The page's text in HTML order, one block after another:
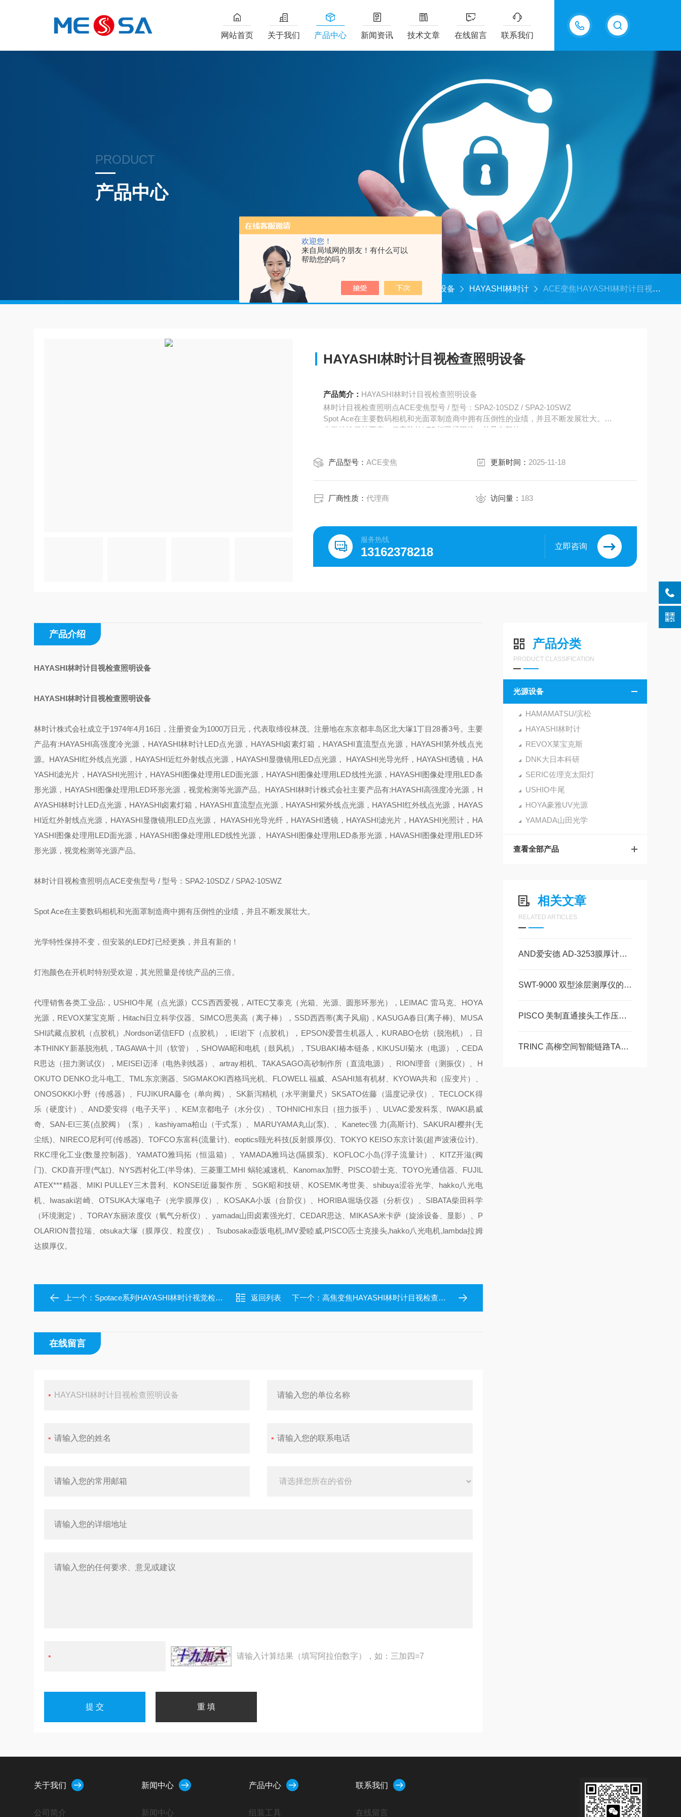
欢迎您！
来自局域网的朋友！有什么可以
帮助您的吗？
13915577898
网站首页 关于我们 产品中心 新闻资讯 技术文章 在线留言 联系我们
PRODUCT
产品中心
首页 产品中心 光源设备 HAYASHI林时计 ACE变焦HAYASHI林时计目视检查照明设备
HAYASHI林时计目视检查照明设备
产品简介： HAYASHI林时计目视检查照明设备
林时计目视检查照明点ACE变焦型号 / 型号：SPA2-10SDZ / SPA2-10SWZ
Spot Ace在主要数码相机和光面罩制造商中拥有压倒性的业绩，并且不断发展壮大。
光学特性保持不变，但安装的LED灯已经更换，并且有新的！
产品型号：ACE变焦 更新时间： 2025-11-18
厂商性质：代理商 访问量： 183
服务热线
13162378218 立即咨询
产品分类
PRODUCT CLASSIFICATION
光源设备
HAMAMATSU/滨松
HAYASHI林时计
REVOX莱宝克斯
DNK大日本科研
SERIC佐理克太阳灯
USHIO牛尾
HOYA豪雅UV光源
YAMADA山田光学
查看全部产品
相关文章
RELATED ARTICLES
AND爱安德 AD-3253膜厚计数量5台现货 美萨全系列代理
SWT-9000 双型涂层测厚仪的特点 日本SANKO山高
PISCO 美制直通接头工作压力、材质与连接类型主导参数上限
TRINC 高柳空间智能链路TAS-810 SMT-SFS 美萨全系列代理 现货库存
产品介绍
HAYASHI林时计目视检查照明设备
HAYASHI林时计目视检查照明设备
林时计株式会社成立于1974年4月16日，注册资金为1000万日元，代表取缔役林茂。注册地在东京都丰岛区北大塚1丁目28番3号。主要
产品有:HAYASHI高强度冷光源，HAYASHI林时计LED点光源，HAYASHI卤素灯箱，HAYASHI直流型点光源，HAYASHI第外线点光
源。HAYASHI红外线点光源，HAYASHI近红外射线点光源，HAYASHI显微镜用LED点光源， HAYASHI光导光纤，HAYASHI透镜，HA
YASHI滤光片，HAYASHI光照计，HAYASHI图像处理用LED面光源，HAYASHI图像处理用LED线性光源，HAYASHI图像处理用LED条
形光源，HAYASHI图像处理用LED环形光源，视觉检测等光源产品。HAYASHI林时计株式会社主要产品有:HAYASHI高强度冷光源，H
AYASHI林时计LED点光源，HAYASHI卤素灯箱，HAYASHI直流型点光源，HAYASHI紫外线点光源，HAYASHI红外线点光源，HAYAS
HI近红外射线点光源，HAYASHI显微镜用LED点光源， HAYASHI光导光纤，HAYASHI透镜，HAYASHI滤光片，HAYASHI光照计，HA
YASHI图像处理用LED面光源，HAYASHI图像处理用LED线性光源， HAYASHI图像处理用LED条形光源，HAVASHI图像处理用LED环
形光源，视觉检测等光源产品。
林时计目视检查照明点ACE变焦型号 / 型号：SPA2-10SDZ / SPA2-10SWZ
Spot Ace在主要数码相机和光面罩制造商中拥有压倒性的业绩，并且不断发展壮大。
光学特性保持不变，但安装的LED灯已经更换，并且有新的！
灯泡颜色在开机时特别受欢迎，其光照量是传统产品的三倍。
代理销售各类工业品:，USHIO牛尾（点光源）CCS西西爱视，AITEC艾泰克（光箱、光源、圆形环形光），LEIMAC 雷马克、HOYA
光源，REVOX莱宝克斯，Hitachi日立科学仪器、SIMCO思美高（离子棒），SSD西西蒂(离子风扇)，KASUGA春日(离子棒)、MUSA
SHI武藏点胶机（点胶机）,Nordson诺信EFD（点胶机），IEI岩下（点胶机），EPSON爱普生机器人，KURABO仓纺（脱泡机），日
本THINKY新基脱泡机，TAGAWA十川（软管），SHOWA昭和电机（鼓风机），TSUBAKI椿本链条，KIKUSUI菊水（电源），CEDA
R思达（扭力测试仪），MEISEI迈泽（电热剥线器）、artray相机、TAKASAGO高砂制作所（直流电源）、RION理音（测振仪）、H
OKUTO DENKO北斗电工、TML东京测器、SIGMAKOKI西格玛光机、FLOWELL 福威、ASAHI旭有机材、KYOWA共和（应变片）、
ONOSOKKI小野（传感器）、FUJIKURA藤仓（单向阀）、SK新泻精机（水平测量尺）SKSATO佐藤（温度记录仪）、TECLOCK得
乐（硬度计）、AND爱安得（电子天平）、KEM京都电子（水分仪）、TOHNICHI东日（扭力扳手）、ULVAC爱发科泵、IWAKI易威
奇、SAN-EI三英(点胶阀）（泵）、kashiyama柏山（干式泵）、MARUYAMA丸山(泵)、、Kanetec强 力(高斯计)、SAKURAI樱井(无
尘纸)、NIRECO尼利可(传感器)、TOFCO东富科(流量计)、eoptics颐光科技(反射膜厚仪)、TOKYO KEISO东京计装(超声波液位计)、
RKC理化工业(数显控制器)、YAMATO雅玛拓（恒温箱）、YAMADA雅玛达(隔膜泵)、KOFLOC小岛(浮子流量计）、KITZ开滋(阀
门)、CKD喜开理(气缸)、NYS西村化工(半导体)、三菱重工MHI 蜗轮减速机、Kanomax加野、PISCO碧士克、TOYO光通信器、FUJIL
ATEX***精器、MIKI PULLEY三木普利、KONSEI近藤製作所 、SGK昭和技研、KOSEMK考世美、shibuya涩谷光学、hakko八光电
机、Iwasaki岩崎、OTSUKA大塚电子（光学膜厚仪）、KOSAKA小坂（台阶仪）、HORIBA堀场仪器（分析仪）、SIBATA柴田科学
（环境测定）、TORAY东丽浓度仪（氧气分析仪）、yamada山田卤素强光灯、CEDAR思达、MIKASA米卡萨（旋涂设备、显影）、P
OLARION普拉瑞、otsuka大塚（膜厚仪、粒度仪）、Tsubosaka壶坂电机,IMV爱睦威,PISCO匹士克接头,hakko八光电机,lambda拉姆
达膜厚仪。
上一个： Spotace系列HAYASHI林时计视觉检查LED照明 返回列表 下一个： 高焦变焦HAYASHI林时计目视检查照明设备ACE
在线留言
请输入计算结果（填写阿拉伯数字），如：三加四=7
关于我们
公司简介
新闻中心
新闻中心
产品中心
组装工具
联系我们
在线留言